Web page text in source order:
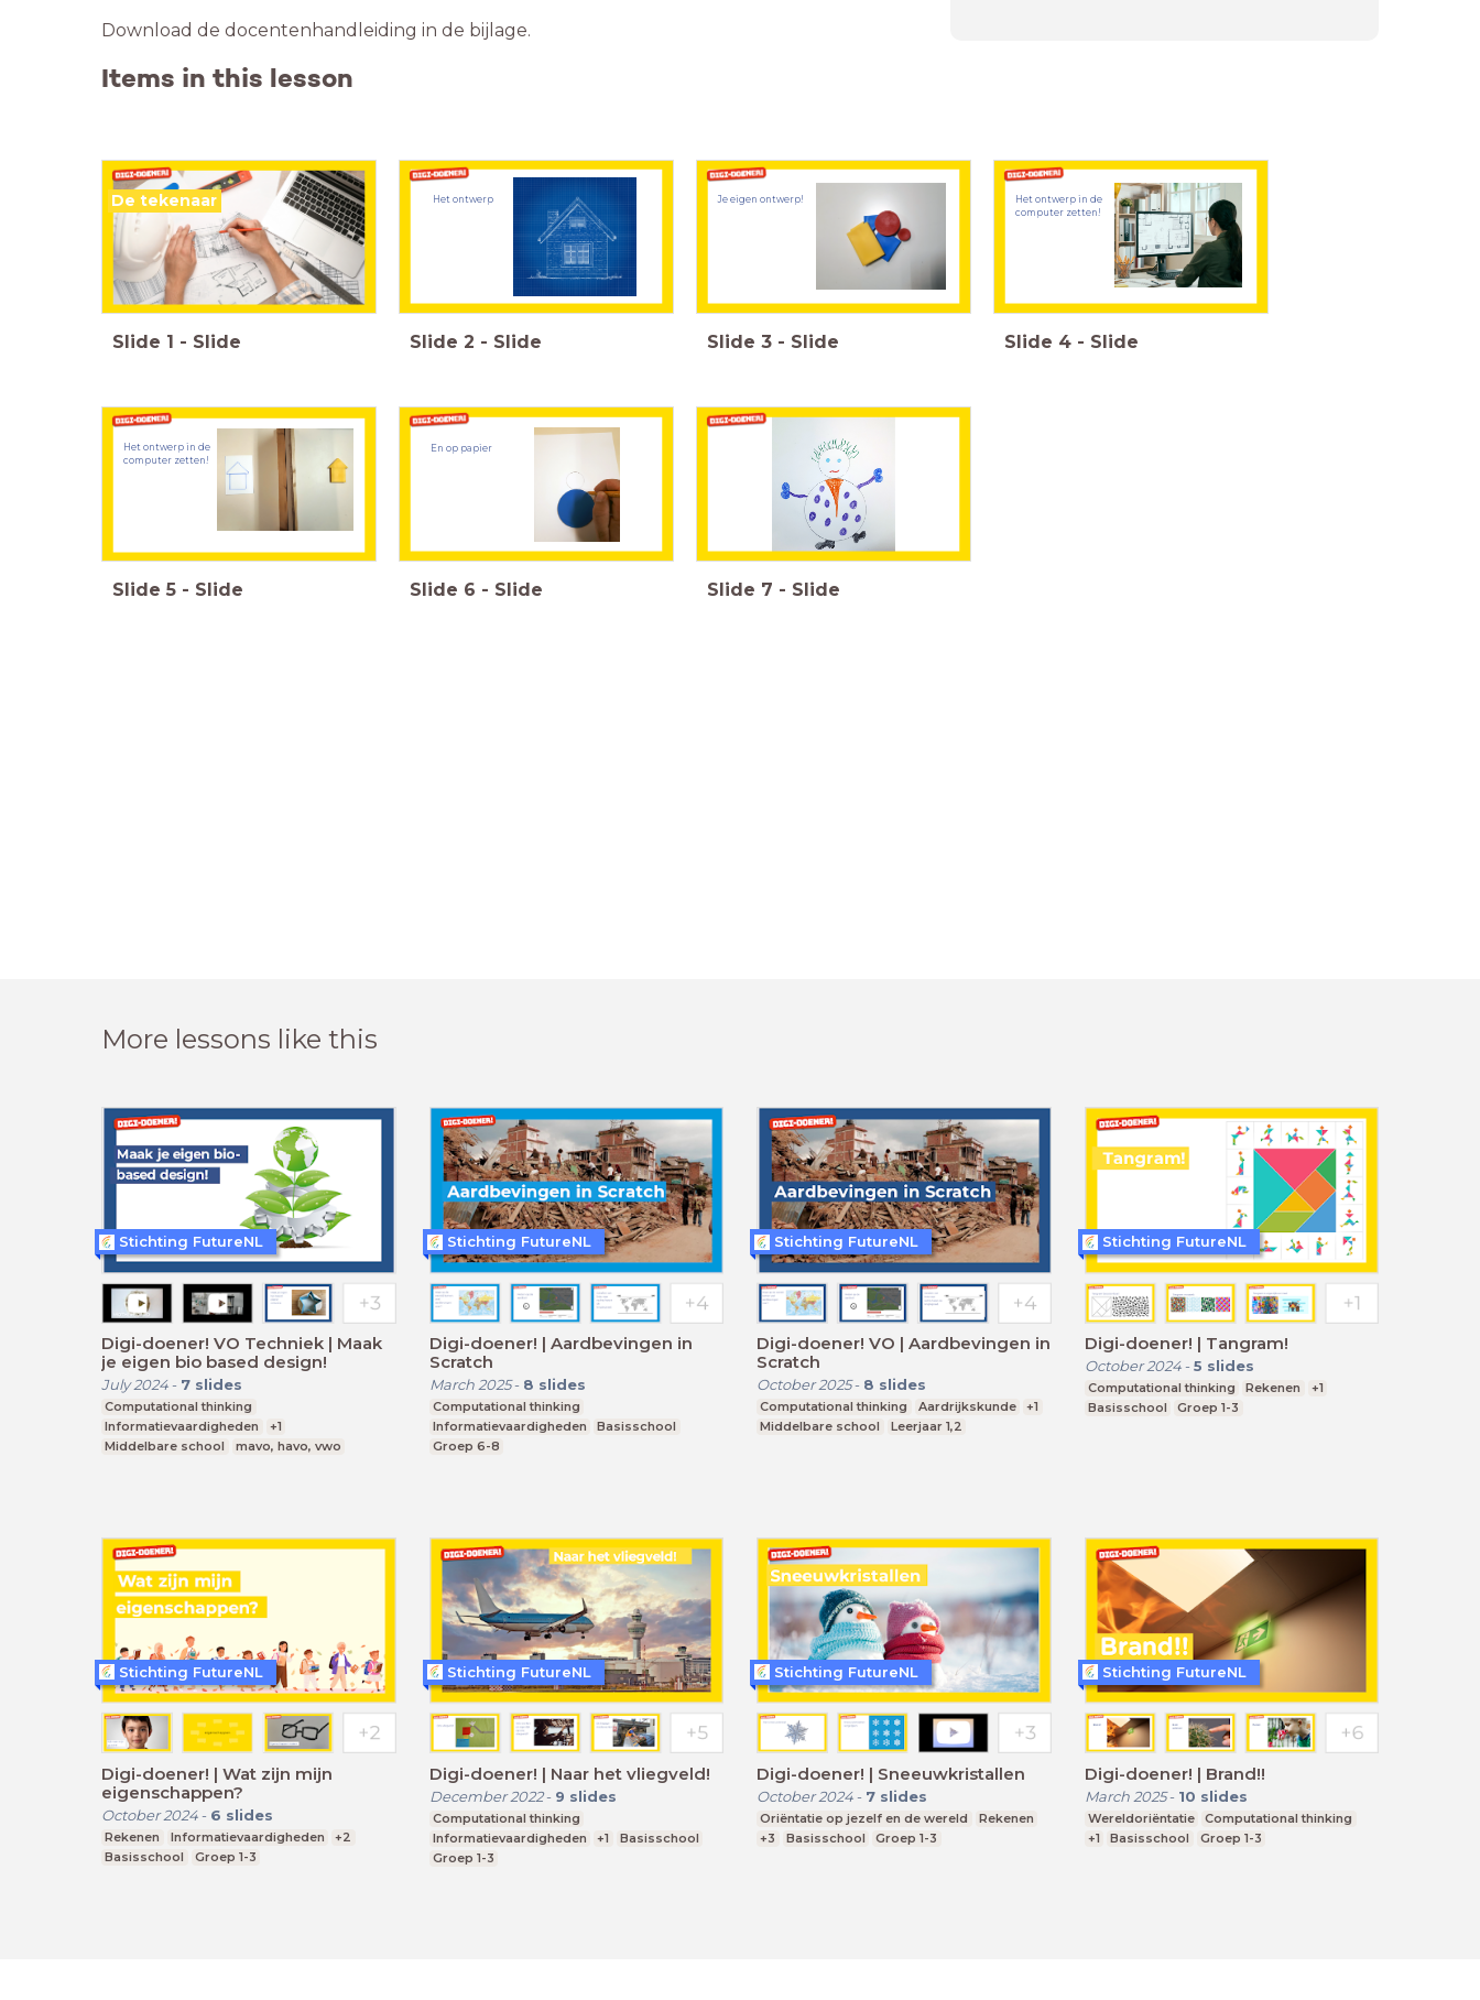
Download de docentenhandleiding in de bijlage.
Items in this lesson
De tekenaar
Slide 1 - Slide
Het ontwerp
Slide 2 - Slide
Je eigen ontwerp!
Slide 3 - Slide
Het ontwerp in de
computer zetten!
Slide 4 - Slide
Het ontwerp in de
computer zetten!
Slide 5 - Slide
En op papier
Slide 6 - Slide Slide 7 - Slide
More lessons like this
Digi-doener! VO Techniek | Maak
je eigen bio based design!
July 2024- 7 slides
Computational thinking
Informatievaardigheden
+1
Middelbare school
mavo, havo, vwo
Stichting FutureNL
Digi-doener! | Aardbevingen in
Scratch
March 2025- 8 slides
Computational thinking
Informatievaardigheden
Basisschool
Groep 6-8
Stichting FutureNL
Digi-doener! VO | Aardbevingen in
Scratch
October 2025- 8 slides
Computational thinking Aardrijkskunde
+1
Middelbare school
Leerjaar 1,2
Stichting FutureNL
Digi-doener! | Tangram!
October 2024- 5 slides
Computational thinking Rekenen
+1
Basisschool
Groep 1-3
Stichting FutureNL
Digi-doener! | Wat zijn mijn
eigenschappen?
October 2024- 6 slides
Rekenen Informatievaardigheden
+2
Basisschool
Groep 1-3
Stichting FutureNL
Digi-doener! | Naar het vliegveld!
December 2022- 9 slides
Computational thinking
Informatievaardigheden
+1
Basisschool
Groep 1-3
Stichting FutureNL
Digi-doener! | Sneeuwkristallen
October 2024- 7 slides
Oriëntatie op jezelf en de wereld
Rekenen
+3
Basisschool Groep 1-3
Stichting FutureNL
Digi-doener! | Brand!!
March 2025- 10 slides
Wereldoriëntatie
Computational thinking
+1
Basisschool Groep 1-3
Stichting FutureNL